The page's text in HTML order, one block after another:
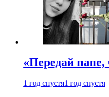
«Передай папе,
1 год спустя1 год спустя